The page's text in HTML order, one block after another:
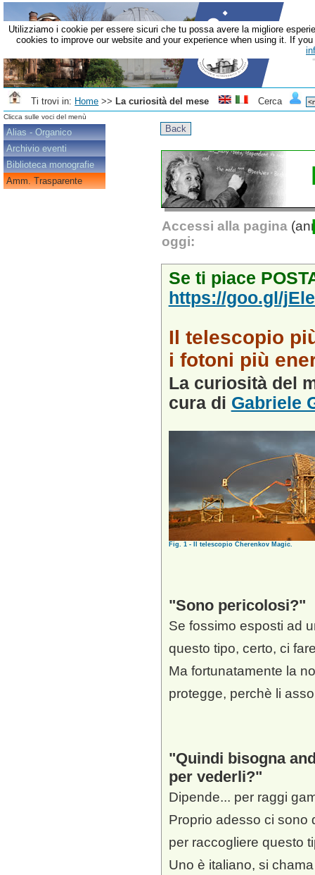
Ti trovi in: Home >> La curiosità del mese Cerca
Clicca sulle voci del menù
Alias - Organico
Archivio eventi
Biblioteca monografie
Amm. Trasparente
Accessi alla pagina
oggi:
Se ti piace
https://goo.gl/
Il telescopio
i fotoni più
La curiosità del
cura di Gabriele
Fig. 1 - Il telescopio Cherenkov Magic.
Sono pericolosi?
Se fossimo esposti ad
questo tipo, certo, ci
Ma fortunatamente la
protegge, perchè li
Quindi bisogna
per vederli?
Dipende... per raggi
Proprio adesso ci sono
per raccogliere questo
Uno è italiano, si
Utilizziamo i cookie per essere sicuri che tu possa avere la migliore
cookies to improve our website and your experience when using it. If